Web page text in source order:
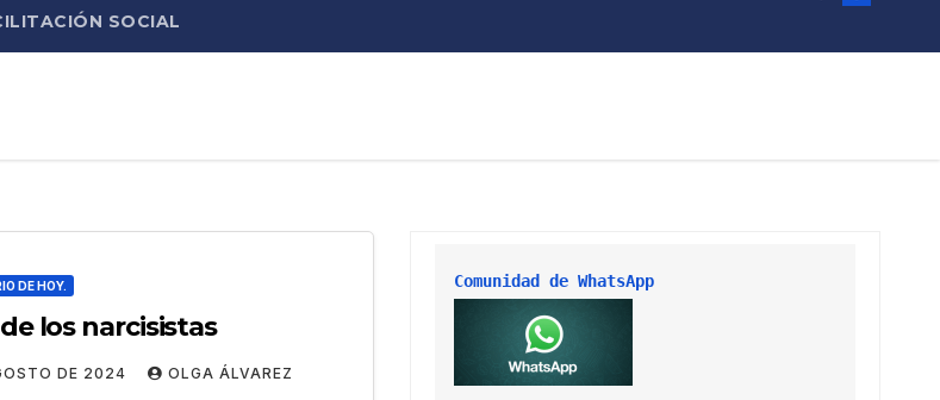
SOCIAL
DE HOY.
los narcisistas
DE 2024 OLGA ÁLVAREZ
Comunidad de WhatsApp